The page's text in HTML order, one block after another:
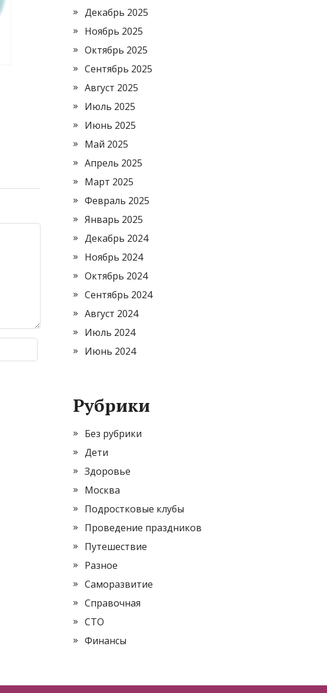
Декабрь 2025
Ноябрь 2025
Октябрь 2025
Сентябрь 2025
Август 2025
Июль 2025
Июнь 2025
Май 2025
Апрель 2025
Март 2025
Февраль 2025
Январь 2025
Декабрь 2024
Ноябрь 2024
Октябрь 2024
Сентябрь 2024
Август 2024
Июль 2024
Июнь 2024
Рубрики
Без рубрики
Дети
Здоровье
Москва
Подростковые клубы
Проведение праздников
Путешествие
Разное
Саморазвитие
Справочная
СТО
Финансы